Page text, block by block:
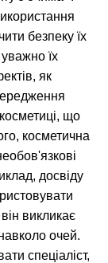
безпеку їх
їх
як
що
косметична
досвіду
викликає
очей.
спеціаліст,